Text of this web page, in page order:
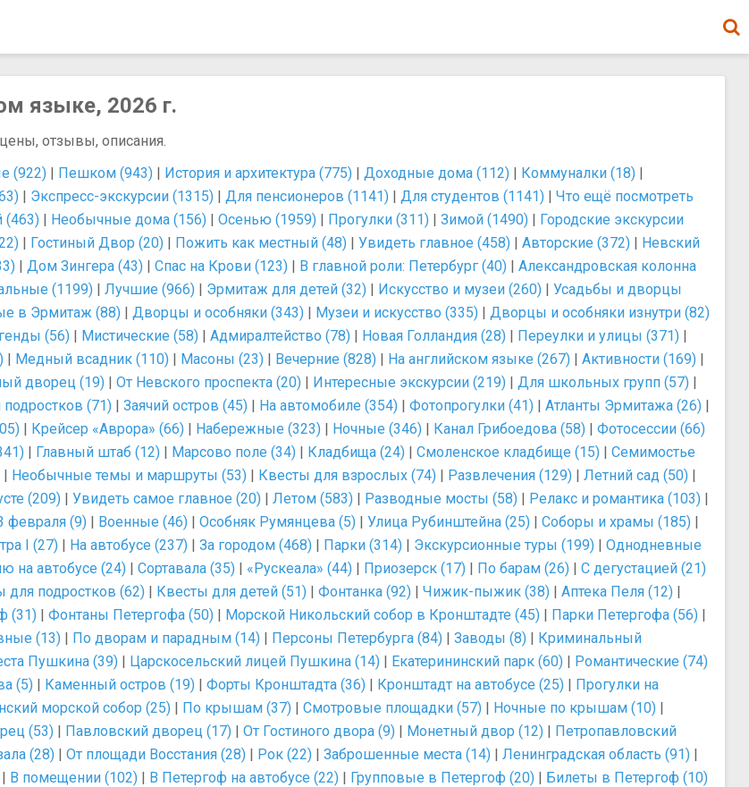
языке, 2026 г.
отзывы, описания.
(922) | Пешком (943) | История и архитектура (775) | Доходные дома (112) | Коммуналки (18) |
| Экспресс-экскурсии (1315) | Для пенсионеров (1141) | Для студентов (1141) | Что ещё посмотреть
(463) | Необычные дома (156) | Осенью (1959) | Прогулки (311) | Зимой (1490) | Городские экскурсии
| Гостиный Двор (20) | Пожить как местный (48) | Увидеть главное (458) | Авторские (372) | Невский
| Дом Зингера (43) | Спас на Крови (123) | В главной роли: Петербург (40) | Александровская колонна
(1199) | Лучшие (966) | Эрмитаж для детей (32) | Искусство и музеи (260) | Усадьбы и дворцы
в Эрмитаж (88) | Дворцы и особняки (343) | Музеи и искусство (335) | Дворцы и особняки изнутри (82)
(56) | Мистические (58) | Адмиралтейство (78) | Новая Голландия (28) | Переулки и улицы (371) |
| Медный всадник (110) | Масоны (23) | Вечерние (828) | На английском языке (267) | Активности (169) |
дворец (19) | От Невского проспекта (20) | Интересные экскурсии (219) | Для школьных групп (57) |
(71) | Заячий остров (45) | На автомобиле (354) | Фотопрогулки (41) | Атланты Эрмитажа (26) |
| Крейсер «Аврора» (66) | Набережные (323) | Ночные (346) | Канал Грибоедова (58) | Фотосессии (66)
| Главный штаб (12) | Марсово поле (34) | Кладбища (24) | Смоленское кладбище (15) | Семимостье
| Необычные темы и маршруты (53) | Квесты для взрослых (74) | Развлечения (129) | Летний сад (50) |
(209) | Увидеть самое главное (20) | Летом (583) | Разводные мосты (58) | Релакс и романтика (103) |
февраля (9) | Военные (46) | Особняк Румянцева (5) | Улица Рубинштейна (25) | Соборы и храмы (185) |
I (27) | На автобусе (237) | За городом (468) | Парки (314) | Экскурсионные туры (199) | Однодневные
на автобусе (24) | Сортавала (35) | «Рускеала» (44) | Приозерск (17) | По барам (26) | С дегустацией (21)
для подростков (62) | Квесты для детей (51) | Фонтанка (92) | Чижик-пыжик (38) | Аптека Пеля (12) |
(31) | Фонтаны Петергофа (50) | Морской Никольский собор в Кронштадте (45) | Парки Петергофа (56) |
(13) | По дворам и парадным (14) | Персоны Петербурга (84) | Заводы (8) | Криминальный
Пушкина (39) | Царскосельский лицей Пушкина (14) | Екатерининский парк (60) | Романтические (74)
(5) | Каменный остров (19) | Форты Кронштадта (36) | Кронштадт на автобусе (25) | Прогулки на
морской собор (25) | По крышам (37) | Смотровые площадки (57) | Ночные по крышам (10) |
(53) | Павловский дворец (17) | От Гостиного двора (9) | Монетный двор (12) | Петропавловский
(28) | От площади Восстания (28) | Рок (22) | Заброшенные места (14) | Ленинградская область (91) |
| В помещении (102) | В Петергоф на автобусе (22) | Групповые в Петергоф (20) | Билеты в Петергоф (10)